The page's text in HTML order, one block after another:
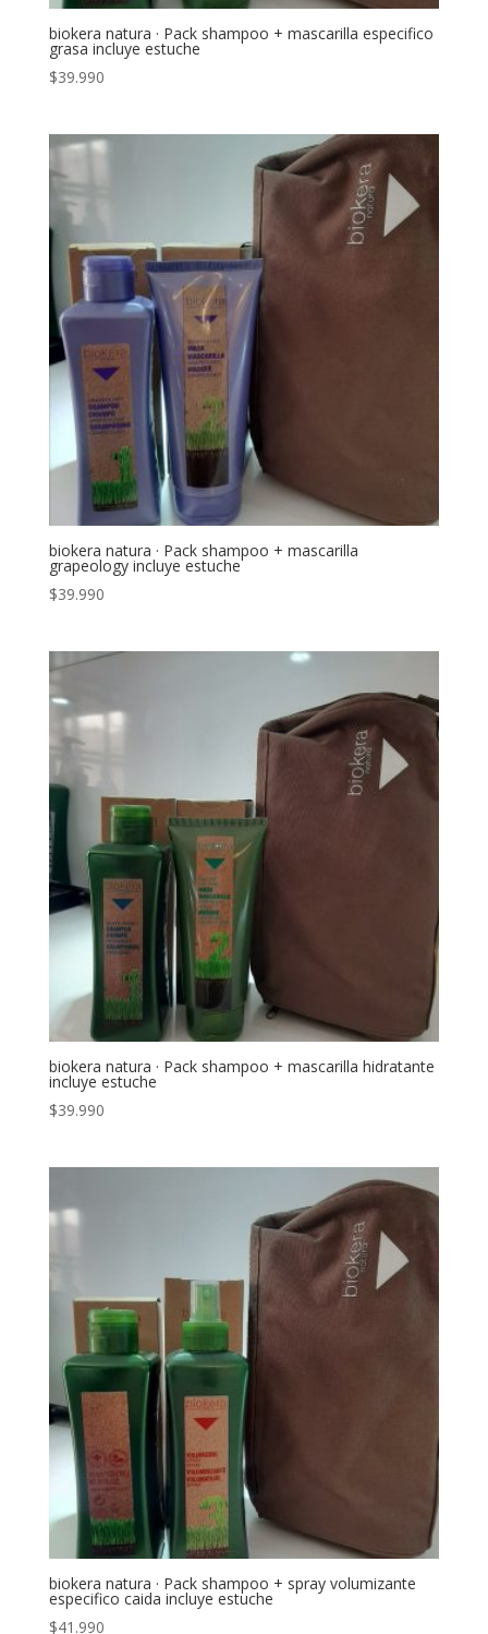
biokera natura · Pack shampoo + mascarilla especifico
grasa incluye estuche
$39.990
biokera natura · Pack shampoo + mascarilla
grapeology incluye estuche
$39.990
biokera natura · Pack shampoo + mascarilla hidratante
incluye estuche
$39.990
biokera natura · Pack shampoo + spray volumizante
especifico caida incluye estuche
$41.990